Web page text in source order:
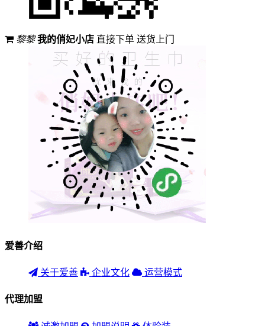
黎黎 我的俏妃小店 直接下单 送货上门
爱善介绍
关于爱善 企业文化 运营模式
代理加盟